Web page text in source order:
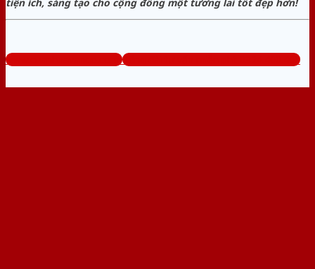
www.cuanhuavango.com Tổng đài tư vấn miễn phí: 0824.400.400